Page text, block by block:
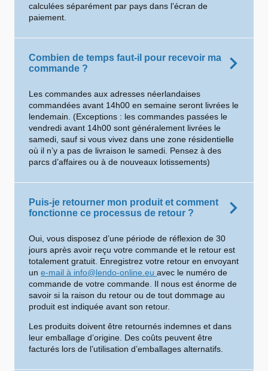
calculées séparément par pays dans l’écran de
paiement.
Combien de temps faut-il pour recevoir ma
commande ?
Les commandes aux adresses néerlandaises
commandées avant 14h00 en semaine seront livrées le
lendemain. (Exceptions : les commandes passées le
vendredi avant 14h00 sont généralement livrées le
samedi, sauf si vous vivez dans une zone résidentielle
où il n’y a pas de livraison le samedi. Pensez à des
parcs d’affaires ou à de nouveaux lotissements)
Puis-je retourner mon produit et comment
fonctionne ce processus de retour ?
Oui, vous disposez d’une période de réflexion de 30
jours après avoir reçu votre commande et le retour est
totalement gratuit. Enregistrez votre retour en envoyant
un e-mail à info@lendo-online.eu avec le numéro de
commande de votre commande. Il nous est énorme de
savoir si la raison du retour ou de tout dommage au
produit est indiquée avant son retour.
Les produits doivent être retournés indemnes et dans
leur emballage d’origine. Des coûts peuvent être
facturés lors de l’utilisation d’emballages alternatifs.